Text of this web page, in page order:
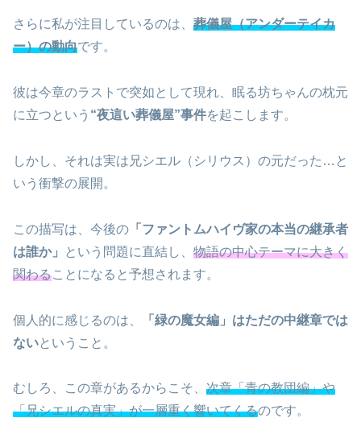
さらに私が注目しているのは、 葬儀屋（アンダーテイカ
ー）の動向です。
彼は今章のラストで突如として現れ、眠る坊ちゃんの枕元
に立つという “夜這い葬儀屋”事件を起こします。
しかし、それは実は兄シエル（シリウス）の元だった…と
いう衝撃の展開。
この描写は、今後の 「ファントムハイヴ家の本当の継承者
は誰か」
という問題に直結し、 物語の中心テーマに大きく
関わることになると予想されます。
個人的に感じるのは、
「緑の魔女編」はただの中継章では
ないということ。
むしろ、この章があるからこそ、 次章「青の教団編」や
「兄シエルの真実」が一層重く響いてくるのです。